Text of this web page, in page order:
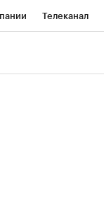
Телеканал